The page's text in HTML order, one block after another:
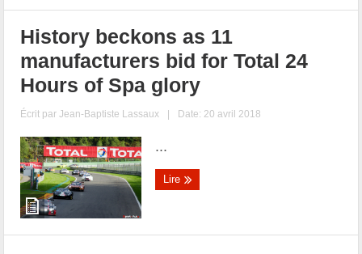
History beckons as 11
manufacturers bid for Total 24
Hours of Spa glory
Écrit parJean-Baptiste Lassaux | Date: 20 avril 2018
...
Lire